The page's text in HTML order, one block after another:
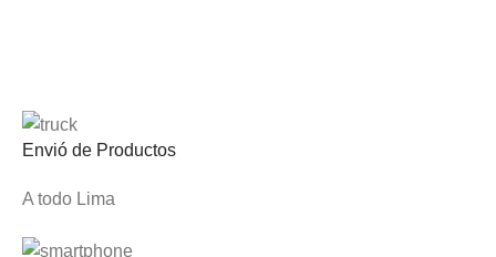
Envió de Productos
A todo Lima